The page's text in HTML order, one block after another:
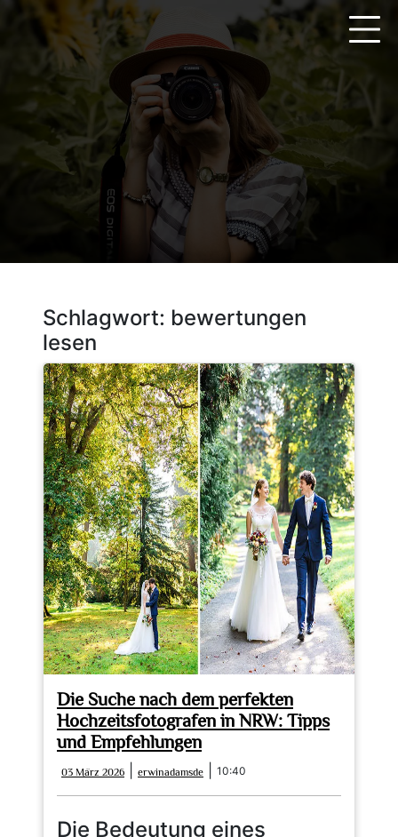
springen
Schlagwort: bewertungen
lesen
Die Suche nach dem perfekten
Hochzeitsfotografen in NRW: Tipps
und Empfehlungen
03 März 2026
März
2026
erwinadamsde erwinadamsde
10:40
Die Bedeutung eines